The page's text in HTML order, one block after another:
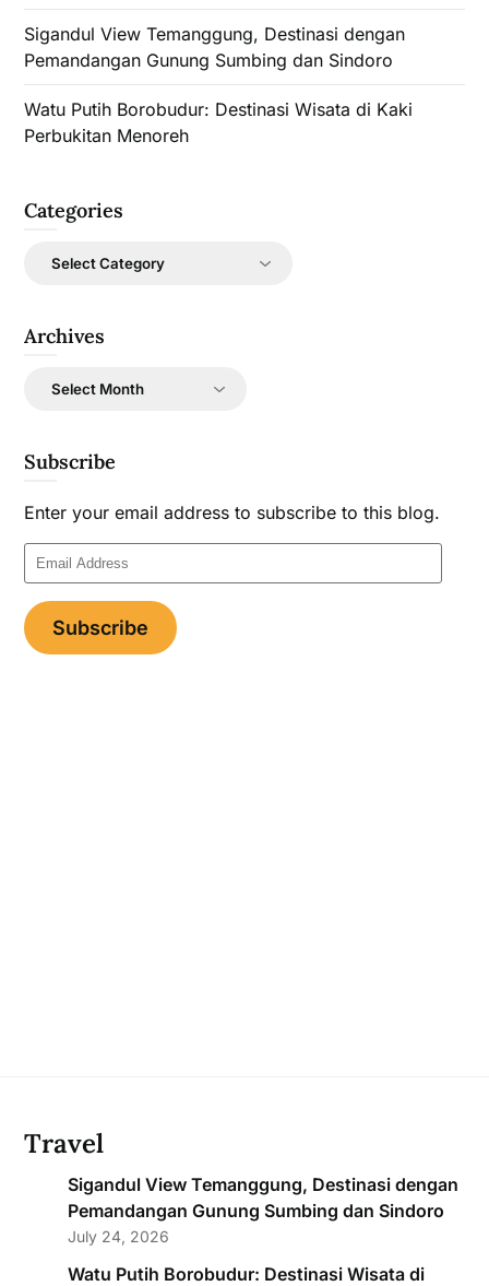
Sigandul View Temanggung, Destinasi dengan
Pemandangan Gunung Sumbing dan Sindoro
Watu Putih Borobudur: Destinasi Wisata di Kaki
Perbukitan Menoreh
Categories
Categories
Archives
Archives
Subscribe
Enter your email address to subscribe to this blog.
Email
Address
Subscribe
Travel
Sigandul View Temanggung, Destinasi dengan
Pemandangan Gunung Sumbing dan Sindoro
July 24, 2026
Watu Putih Borobudur: Destinasi Wisata di